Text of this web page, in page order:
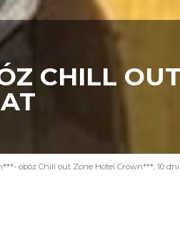
CHILL
obóz Chill out Zone Hotel Crown***, 10 dni